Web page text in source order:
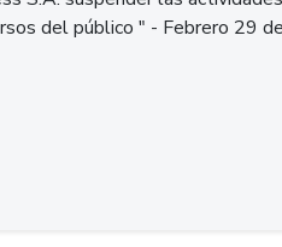
del público " - Febrero 29